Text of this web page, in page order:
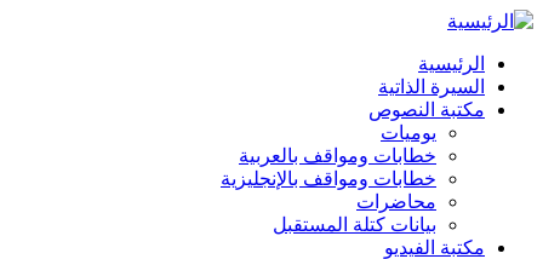
الرئيسية
السيرة الذاتية
مكتبة النصوص
يوميات
خطابات ومواقف بالعربية
خطابات ومواقف بالإنجليزية
محاضرات
بيانات كتلة المستقبل
مكتبة الفيديو